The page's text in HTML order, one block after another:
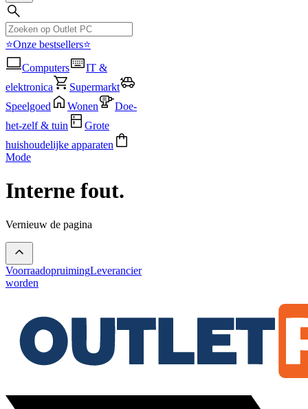
⭐Onze bestsellers⭐
Computers
IT &
elektronica
Supermarkt
Speelgoed
Wonen
Doe-
het-zelf & tuin
Grote
huishoudelijke apparaten
Mode
Interne fout.
Vernieuw de pagina
VoorraadopruimingLeverancier
worden